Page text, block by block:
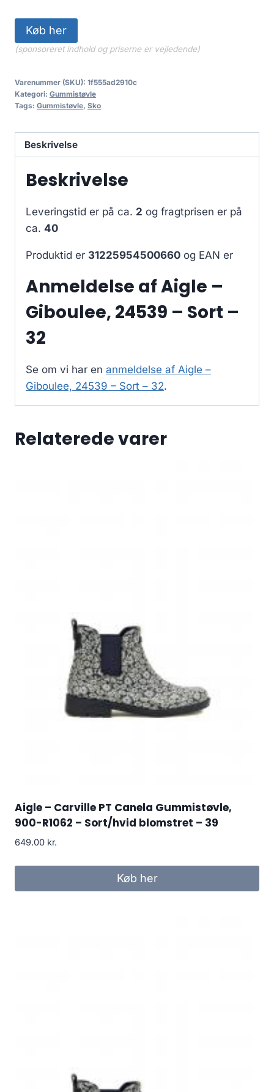
Køb her
(sponsoreret indhold og priserne er vejledende)
Varenummer (SKU): 1f555ad2910c
Kategori: Gummistøvle
Tags: Gummistøvle, Sko
Beskrivelse
Beskrivelse
Leveringstid er på ca. 2 og fragtprisen er på
ca. 40
Produktid er 31225954500660 og EAN er
Anmeldelse af Aigle –
Giboulee, 24539 – Sort –
32
Se om vi har en anmeldelse af Aigle –
Giboulee, 24539 – Sort – 32.
Relaterede varer
Aigle – Carville PT Canela Gummistøvle,
900-R1062 – Sort/hvid blomstret – 39
649.00 kr.
Køb her